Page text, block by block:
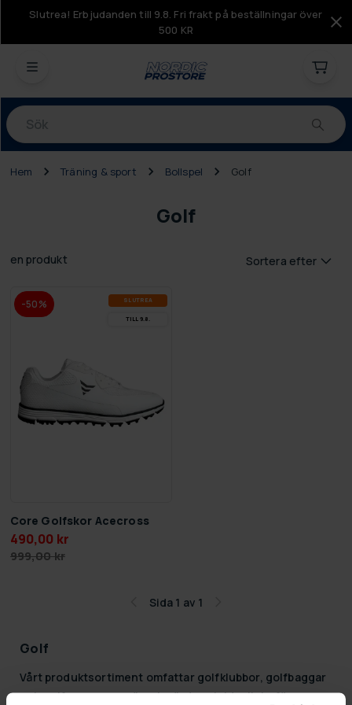
Slutrea! Erbjudanden till 9.8. Fri frakt på beställningar över
500 KR
Produkter
Hem Träning & sport Bollspel Golf
Golf
en produkt Sortera efter
-50% SLUT­REA
TILL 9.8.
Core Golfskor Acecross
490,00 kr
999,00 kr
Sida 1 av 1
Golf
Vårt produktsortiment omfattar golfklubbor, golfbaggar
och golfvagnar som är prisvärda och idealiska för